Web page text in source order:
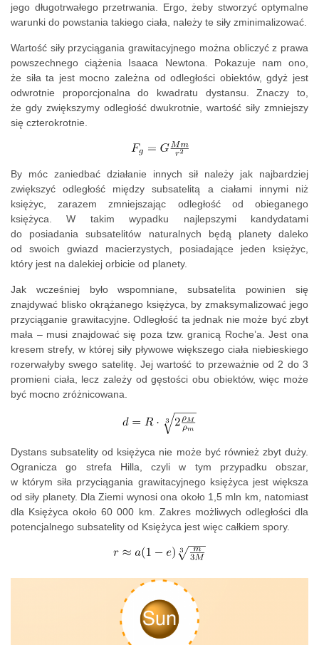
jego długotrwałego przetrwania. Ergo, żeby stworzyć optymalne
warunki do powstania takiego ciała, należy te siły zminimalizować.
Wartość siły przyciągania grawitacyjnego można obliczyć z prawa
powszechnego ciążenia Isaaca Newtona. Pokazuje nam ono,
że siła ta jest mocno zależna od odległości obiektów, gdyż jest
odwrotnie proporcjonalna do kwadratu dystansu. Znaczy to,
że gdy zwiększymy odległość dwukrotnie, wartość siły zmniejszy
się czterokrotnie.
By móc zaniedbać działanie innych sił należy jak najbardziej
zwiększyć odległość między subsatelitą a ciałami innymi niż
księżyc, zarazem zmniejszając odległość od obieganego
księżyca. W takim wypadku najlepszymi kandydatami
do posiadania subsatelitów naturalnych będą planety daleko
od swoich gwiazd macierzystych, posiadające jeden księżyc,
który jest na dalekiej orbicie od planety.
Jak wcześniej było wspomniane, subsatelita powinien się
znajdywać blisko okrążanego księżyca, by zmaksymalizować jego
przyciąganie grawitacyjne. Odległość ta jednak nie może być zbyt
mała – musi znajdować się poza tzw. granicą Roche’a. Jest ona
kresem strefy, w której siły pływowe większego ciała niebieskiego
rozerwałyby swego satelitę. Jej wartość to przeważnie od 2 do 3
promieni ciała, lecz zależy od gęstości obu obiektów, więc może
być mocno zróżnicowana.
Dystans subsatelity od księżyca nie może być również zbyt duży.
Ogranicza go strefa Hilla, czyli w tym przypadku obszar,
w którym siła przyciągania grawitacyjnego księżyca jest większa
od siły planety. Dla Ziemi wynosi ona około 1,5 mln km, natomiast
dla Księżyca około 60 000 km. Zakres możliwych odległości dla
potencjalnego subsatelity od Księżyca jest więc całkiem spory.